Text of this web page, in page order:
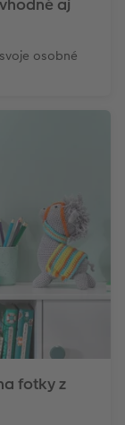
aj
osobné
fotky z